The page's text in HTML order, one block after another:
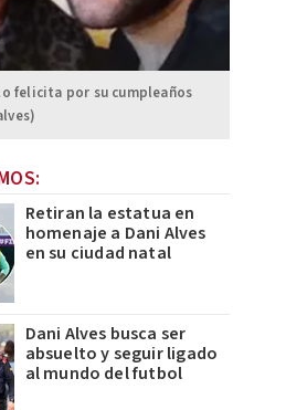
felicita por su cumpleaños
Retiran la estatua en
homenaje a Dani Alves
en su ciudad natal
Dani Alves busca ser
absuelto y seguir ligado
al mundo del futbol